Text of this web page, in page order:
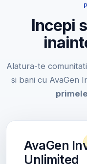
Incepi
Alatura-te
si bani cu AvaGen
AvaGen
Unlimited